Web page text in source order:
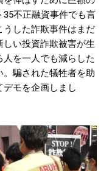
不正融資事件でも言
した詐欺事件はまだ
い投資詐欺被害が生
を一人でも減らした
騙された犠牲者を助
モを企画しまし